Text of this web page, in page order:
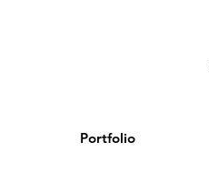
Portfolio